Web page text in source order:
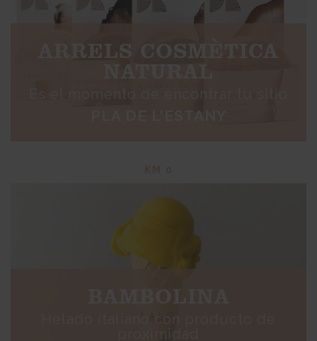
ARRELS COSMÈTICA
NATURAL
Es el momento de encontrar tu sitio
PLA DE L'ESTANY
BAMBOLINA
Helado italiano con producto de